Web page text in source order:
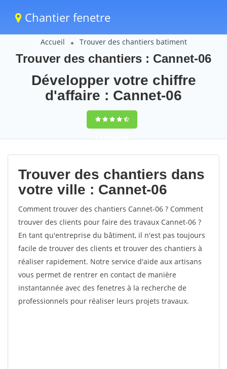
Chantier fenetre
Accueil Trouver des chantiers batiment
Trouver des chantiers : Cannet-06
Développer votre chiffre
d'affaire : Cannet-06
9,5(100%)59
votes
Trouver des chantiers dans
votre ville : Cannet-06
Comment trouver des chantiers Cannet-06 ? Comment
trouver des clients pour faire des travaux Cannet-06 ?
En tant qu'entreprise du bâtiment, il n'est pas toujours
facile de trouver des clients et trouver des chantiers à
réaliser rapidement. Notre service d'aide aux artisans
vous permet de rentrer en contact de manière
instantannée avec des fenetres à la recherche de
professionnels pour réaliser leurs projets travaux.